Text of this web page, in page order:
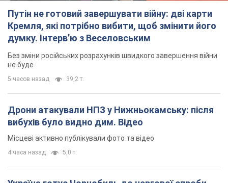
Путін не готовий завершувати війну: дві карти
Кремля, які потрібно вибити, щоб змінити його
думку. Інтерв’ю з Веселовським
Без зміни російських розрахунків швидкого завершення війни
не буде
5 часов назад 39,2 т.
Дрони атакували НПЗ у Нижньокамську: після
вибухів було видно дим. Відео
Місцеві активно публікували фото та відео
4 часа назад 5,0 т.